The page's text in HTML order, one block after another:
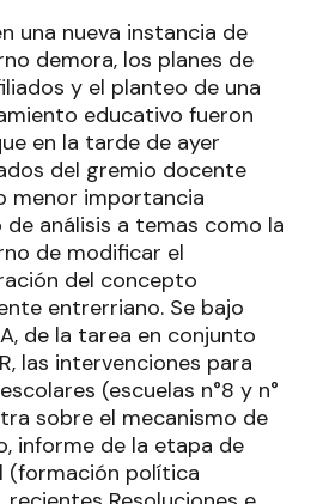
una nueva instancia de
demora, los planes de
y el planteo de una
educativo fueron
en la tarde de ayer
del gremio docente
menor importancia
análisis a temas como la
de modificar el
del concepto
entrerriano. Se bajo
de la tarea en conjunto
las intervenciones para
(escuelas n°8 y n°
sobre el mecanismo de
informe de la etapa de
(formación política